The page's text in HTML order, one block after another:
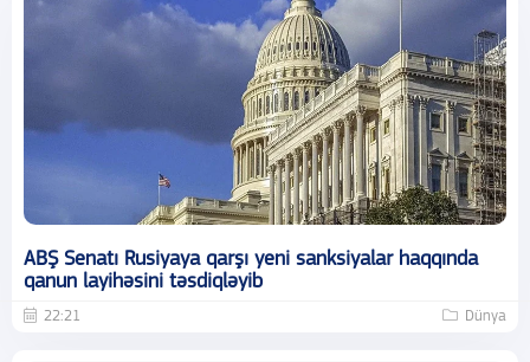
ABŞ Senatı Rusiyaya qarşı yeni sanksiyalar haqqında
qanun layihəsini təsdiqləyib
22:21 Dünya